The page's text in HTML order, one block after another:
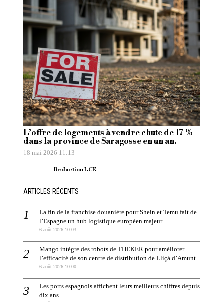
L’offre de logements à vendre chute de 17 %
dans la province de Saragosse en un an.
18 mai 2026 11:13
Redaction LCE
ARTICLES RÉCENTS
La fin de la franchise douanière pour Shein et Temu fait de
l’Espagne un hub logistique européen majeur.
6 août 2026 10:03
Mango intègre des robots de THEKER pour améliorer
l’efficacité de son centre de distribution de Lliçà d’Amunt.
6 août 2026 10:00
Les ports espagnols affichent leurs meilleurs chiffres depuis
dix ans.